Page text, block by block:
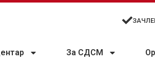
За СДСМ